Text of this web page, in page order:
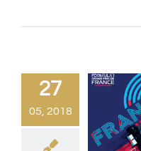
27
05, 2018